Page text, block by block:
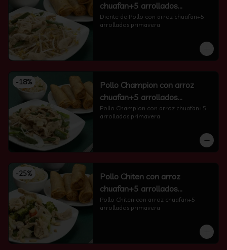
chuafan+5 arrollados
primavera
Diente de Pollo con arroz chuafan+5
arrollados primavera
-18%
Pollo Champion con arroz
chuafan+5 arrollados
primavera
Pollo Champion con arroz chuafan+5
arrollados primavera
-25%
Pollo Chiten con arroz
chuafan+5 arrollados
primavera
Pollo Chiten con arroz chuafan+5
arrollados primavera